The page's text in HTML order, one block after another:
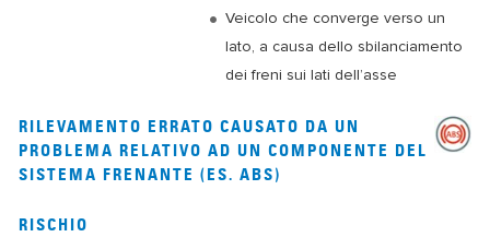
Veicolo che converge verso un
lato, a causa dello sbilanciamento
dei freni sui lati dell’asse
RILEVAMENTO ERRATO CAUSATO DA UN
PROBLEMA RELATIVO AD UN COMPONENTE DEL
SISTEMA FRENANTE (ES. ABS)
RISCHIO